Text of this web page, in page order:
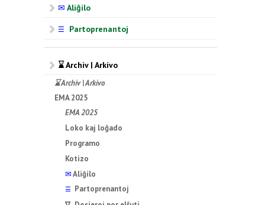
✉ Aliĝilo
☰ Partoprenantoj
⌛ Archiv | Arkivo
⌛ Archiv | Arkivo
EMA 2025
EMA 2025
Loko kaj loĝado
Programo
Kotizo
✉Aliĝilo
☰ Partoprenantoj